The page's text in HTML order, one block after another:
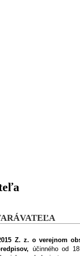
Z. z. o verejnom
účinného od